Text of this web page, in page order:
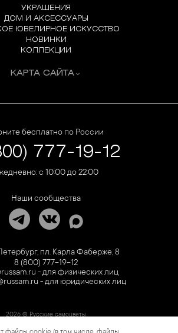
УКРАШЕНИЯ
ДОМ И АКСЕССУАРЫ
ЮВЕЛИРНОЕ ИСКУССТВО
НОВИНКИ
КОЛЛЕКЦИИ
КАРТА САЙТА
бесплатно по России
777-19-12
с 10:00 до 22:00
Наши сообщества
пл. Карла Фаберже, 8
8 (800) 777-19-12
- для физических лиц
- для юридических лиц
2026 © Русские самоцветы